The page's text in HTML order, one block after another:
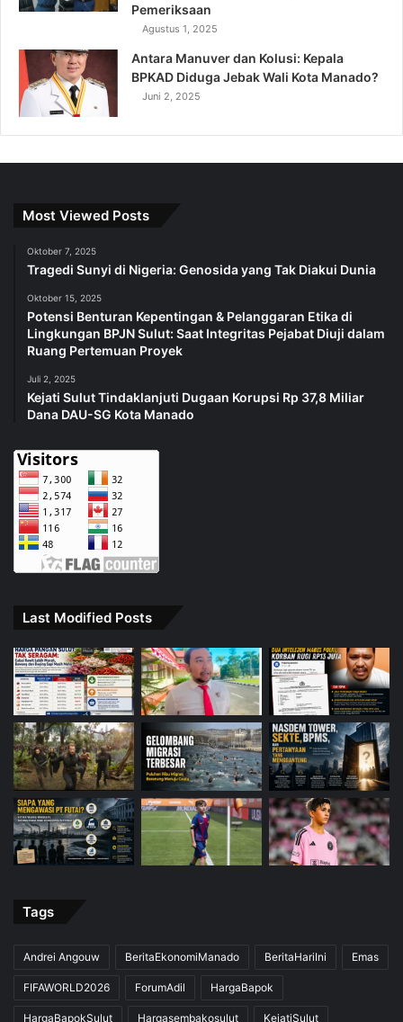
Pemeriksaan
Agustus 1, 2025
Antara Manuver dan Kolusi: Kepala
BPKAD Diduga Jebak Wali Kota Manado?
Juni 2, 2025
Most Viewed Posts
Oktober 7, 2025
Tragedi Sunyi di Nigeria: Genosida yang Tak Diakui Dunia
Oktober 15, 2025
Potensi Benturan Kepentingan & Pelanggaran Etika di
Lingkungan BPJN Sulut: Saat Integritas Pejabat Diuji dalam
Ruang Pertemuan Proyek
Juli 2, 2025
Kejati Sulut Tindaklanjuti Dugaan Korupsi Rp 37,8 Miliar
Dana DAU-SG Kota Manado
Last Modified Posts
Tags
Andrei Angouw BeritaEkonomiManado BeritaHariIni Emas
FIFAWORLD2026 ForumAdil HargaBapok
HargaBapokSulut Hargasembakosulut KejatiSulut